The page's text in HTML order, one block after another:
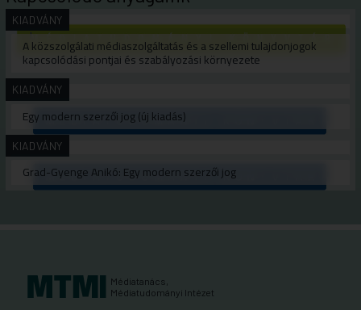
KIADVÁNY
A közszolgálati médiaszolgáltatás és a szellemi tulajdonjogok
kapcsolódási pontjai és szabályozási környezete
KIADVÁNY
Egy modern szerzői jog (új kiadás)
KIADVÁNY
Grad-Gyenge Anikó: Egy modern szerzői jog
Médiatanács,
Médiatudományi Intézet